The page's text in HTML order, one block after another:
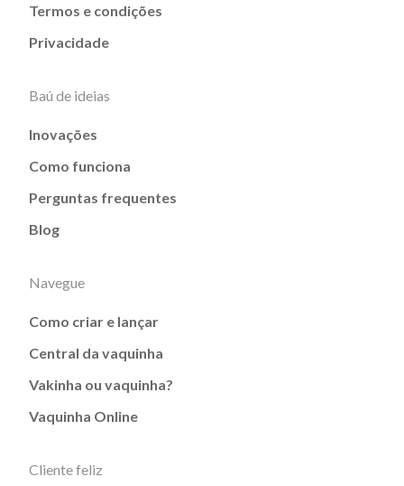
Termos e condições
Privacidade
Baú de ideias
Inovações
Como funciona
Perguntas frequentes
Blog
Navegue
Como criar e lançar
Central da vaquinha
Vakinha ou vaquinha?
Vaquinha Online
Cliente feliz